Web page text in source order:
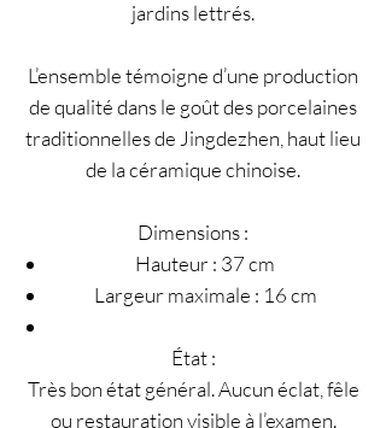
jardins lettrés.
L’ensemble témoigne d’une production
de qualité dans le goût des porcelaines
traditionnelles de Jingdezhen, haut lieu
de la céramique chinoise.
Dimensions :
Hauteur : 37 cm
Largeur maximale : 16 cm
État :
Très bon état général. Aucun éclat, fêle
ou restauration visible à l’examen.